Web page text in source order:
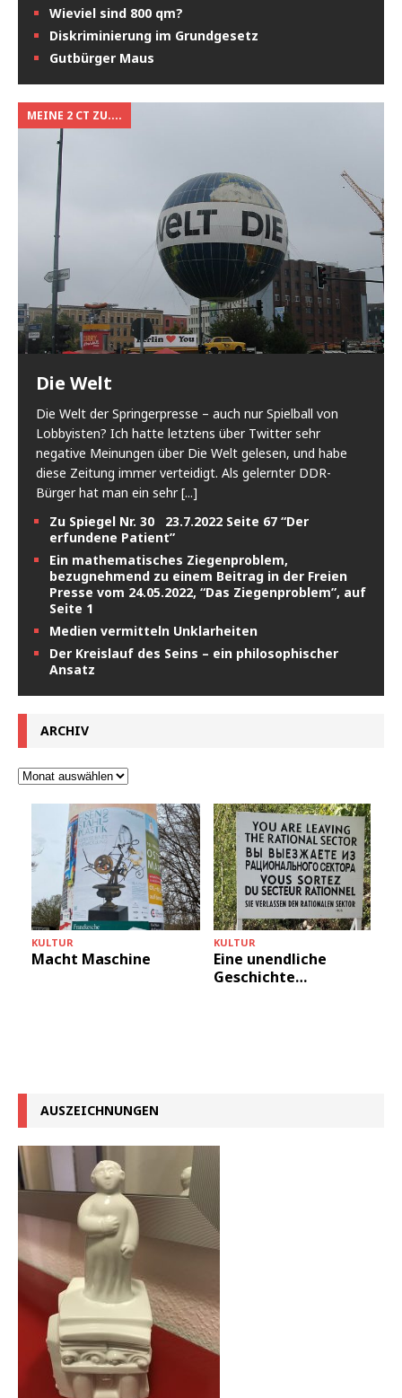
Wieviel sind 800 qm?
Diskriminierung im Grundgesetz
Gutbürger Maus
MEINE 2 CT ZU....
Die Welt
Die Welt der Springerpresse – auch nur Spielball von
Lobbyisten? Ich hatte letztens über Twitter sehr
negative Meinungen über Die Welt gelesen, und habe
diese Zeitung immer verteidigt. Als gelernter DDR-
Bürger hat man ein sehr[...]
Zu Spiegel Nr. 30 23.7.2022 Seite 67 “Der
erfundene Patient”
Ein mathematisches Ziegenproblem,
bezugnehmend zu einem Beitrag in der Freien
Presse vom 24.05.2022, “Das Ziegenproblem”, auf
Seite 1
Medien vermitteln Unklarheiten
Der Kreislauf des Seins – ein philosophischer
Ansatz
ARCHIV
KULTUR
Macht Maschine
KULTUR
Eine unendliche
Geschichte…
AUSZEICHNUNGEN